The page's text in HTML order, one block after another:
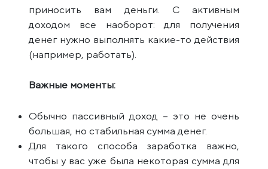
приносить вам деньги. С активным
доходом все наоборот: для получения
денег нужно выполнять какие-то действия
(например, работать).
Важные моменты:
Обычно пассивный доход – это не очень
большая, но стабильная сумма денег.
Для такого способа заработка важно,
чтобы у вас уже была некоторая сумма для